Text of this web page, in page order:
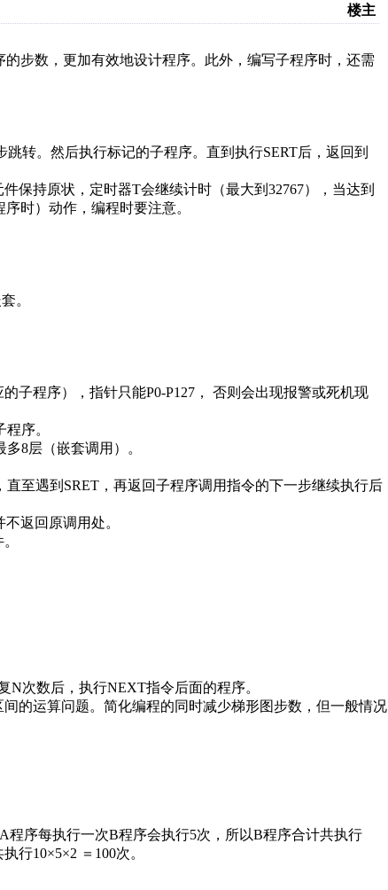
楼主
步数，更加有效地设计程序。此外，编写子程序时，还需
转。然后执行标记的子程序。直到执行SERT后，返回到
保持原状，定时器T会继续计时（最大到32767），当达到
时）动作，编程时要注意。
。
子程序），指针只能P0-P127， 否则会出现报警或死机现
序。
8层（嵌套调用）。
至遇到SRET，再返回子程序调用指令的下一步继续执行后
返回原调用处。
次数后，执行NEXT指令后面的程序。
的运算问题。简化编程的同时减少梯形图步数，但一般情况
序每执行一次B程序会执行5次，所以B程序合计共执行
行10×5×2 ＝100次。